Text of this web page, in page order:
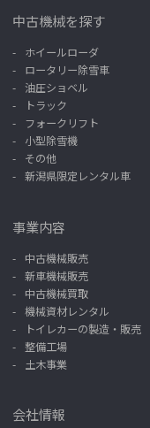
中古機械を探す
ホイールローダ
ロータリー除雪車
油圧ショベル
トラック
フォークリフト
小型除雪機
その他
新潟県限定レンタル車
事業内容
中古機械販売
新車機械販売
中古機械買取
機械資材レンタル
トイレカーの製造・販売
整備工場
土木事業
会社情報